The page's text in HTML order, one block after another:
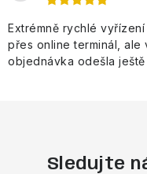
Extrémně rychlé
přes online terminál,
objednávka odešla
Sledujte